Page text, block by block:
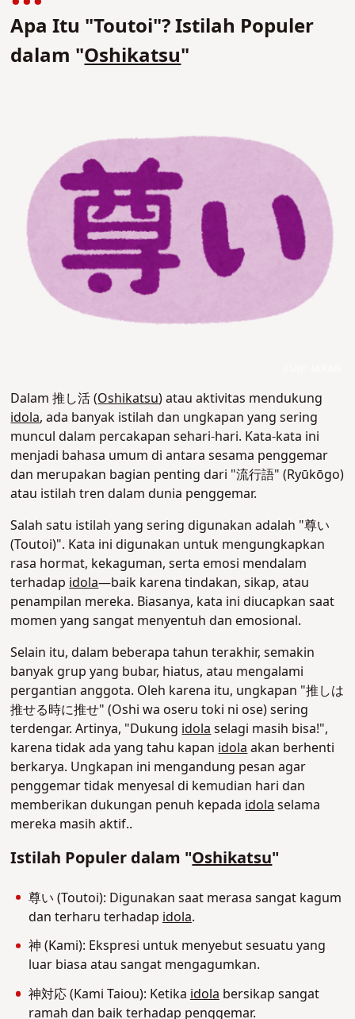
Apa Itu "Toutoi"? Istilah Populer
dalam "Oshikatsu"
Dalam 推し活 (Oshikatsu) atau aktivitas mendukung
idola, ada banyak istilah dan ungkapan yang sering
muncul dalam percakapan sehari-hari. Kata-kata ini
menjadi bahasa umum di antara sesama penggemar
dan merupakan bagian penting dari "流行語" (Ryūkōgo)
atau istilah tren dalam dunia penggemar.
Salah satu istilah yang sering digunakan adalah "尊い
(Toutoi)". Kata ini digunakan untuk mengungkapkan
rasa hormat, kekaguman, serta emosi mendalam
terhadapidola—baik karena tindakan, sikap, atau
penampilan mereka. Biasanya, kata ini diucapkan saat
momen yang sangat menyentuh dan emosional.
Selain itu, dalam beberapa tahun terakhir, semakin
banyak grup yang bubar, hiatus, atau mengalami
pergantian anggota. Oleh karena itu, ungkapan "推しは
推せる時に推せ" (Oshi wa oseru toki ni ose) sering
terdengar. Artinya, "Dukungidolaselagi masih bisa!",
karena tidak ada yang tahu kapanidolaakan berhenti
berkarya. Ungkapan ini mengandung pesan agar
penggemar tidak menyesal di kemudian hari dan
memberikan dukungan penuh kepadaidolaselama
mereka masih aktif..
Istilah Populer dalam "Oshikatsu"
尊い (Toutoi): Digunakan saat merasa sangat kagum
dan terharu terhadap idola.
神 (Kami): Ekspresi untuk menyebut sesuatu yang
luar biasa atau sangat mengagumkan.
神対応 (Kami Taiou): Ketikaidolabersikap sangat
ramah dan baik terhadap penggemar.